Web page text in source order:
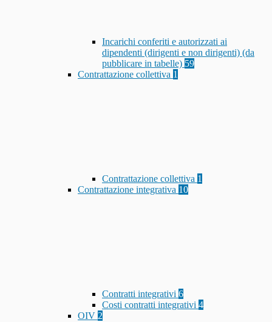
Incarichi conferiti e autorizzati ai
dipendenti (dirigenti e non dirigenti) (da
pubblicare in tabelle) 59
Contrattazione collettiva 1
Contrattazione collettiva 1
Contrattazione integrativa 10
Contratti integrativi 6
Costi contratti integrativi 4
OIV 2